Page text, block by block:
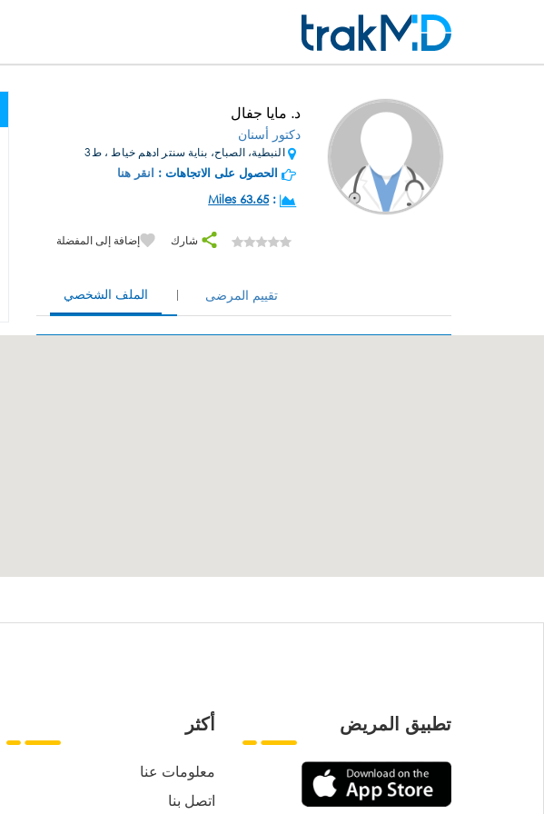
د. مايا جفال
دكتور أسنان
النبطية، الصباح، بناية سنتر ادهم خياط ، ط3
الحصول على الاتجاهات : انقر هنا
:
63.65 Miles
شارك إضافة إلى المفضلة
الملف الشخصي تقييم المرضى
أكثر
معلومات عنا
اتصل بنا
تطبيق المريض